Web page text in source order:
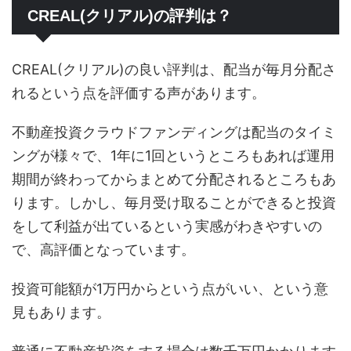
CREAL(クリアル)の評判は？
CREAL(クリアル)の良い評判は、配当が毎月分配さ
れるという点を評価する声があります。
不動産投資クラウドファンディングは配当のタイミ
ングが様々で、1年に1回というところもあれば運用
期間が終わってからまとめて分配されるところもあ
ります。しかし、毎月受け取ることができると投資
をして利益が出ているという実感がわきやすいの
で、高評価となっています。
投資可能額が1万円からという点がいい、という意
見もあります。